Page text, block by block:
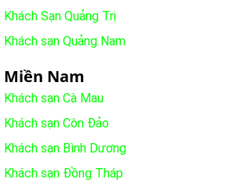
Khách Sạn Quảng Trị
Khách sạn Quảng Nam
Miền Nam
Khách sạn Cà Mau
Khách sạn Côn Đảo
Khách sạn Bình Dương
Khách sạn Đồng Tháp